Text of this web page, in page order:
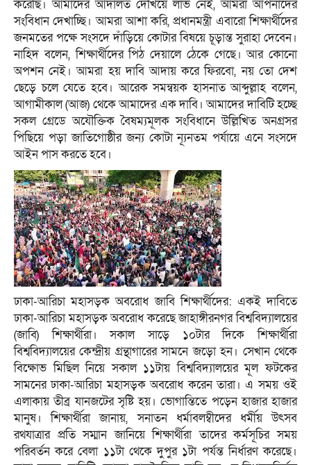
করেছি। আমাদের আদালত দেখিয়ে লাভ নেই, আমরা আপনাদের
সংবিধান দেখাচ্ছি। আমরা আশা করি, প্রধানমন্ত্রী এবারো শিক্ষার্থীদের
জনমতের পক্ষে সংসদে দাঁড়িয়ে কোটার বিষয়ে চূড়ান্ত সুরাহা দেবেন।
নাহিদ বলেন, শিক্ষার্থীদের পিঠ দেয়ালে ঠেকে গেছে। আর কোনো
অপশন নেই। আমরা হয় দাবি আদায় করে ফিরবো, নয় তো দেশ
ছেড়ে চলে যেতে হবে। আরেক সমন্বয়ক হাসনাত আব্দুল্লাহ বলেন,
আগামীকাল (আজ) থেকে আমাদের এক দাবি। আমাদের দাবিটি হচ্ছে
সকল গ্রেডে অযৌক্তিক বৈষম্যমূলক সংবিধানে উল্লিখিত অনগ্রসর
পিছিয়ে পড়া জাতিগোষ্ঠীর জন্য কোটা ন্যূনতম পর্যায়ে এনে সংসদে
আইন পাস করতে হবে।
ঢাকা-আরিচা মহাসড়ক অবরোধ জাবি শিক্ষার্থীদের: একই দাবিতে
ঢাকা-আরিচা মহাসড়ক অবরোধ করেছে জাহাঙ্গীরনগর বিশ্ববিদ্যালয়ের
(জাবি) শিক্ষার্থীরা। সকাল সাড়ে ১০টার দিকে শিক্ষার্থীরা
বিশ্ববিদ্যালয়ের কেন্দ্রীয় গ্রন্থাগারের সামনে জড়ো হন। সেখান থেকে
বিক্ষোভ মিছিল নিয়ে সকাল ১১টায় বিশ্ববিদ্যালয়ের মূল ফটকের
সামনের ঢাকা-আরিচা মহাসড়ক অবরোধ করেন তারা। এ সময় ওই
এলাকায় তীব্র যানজটের সৃষ্টি হয়। ভোগান্তিতে পড়েন হাজার হাজার
মানুষ। শিক্ষার্থীরা জানায়, সনাতন ধর্মাবলম্বীদের ধর্মীয় উৎসব
রথযাত্রার প্রতি সম্মান জানিয়ে শিক্ষার্থীরা তাদের কর্মসূচির সময়
পরিবর্তন করে বেলা ১১টা থেকে দুপুর ১টা পর্যন্ত নির্ধারণ করেছে।